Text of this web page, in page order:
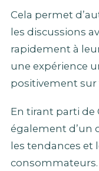
Cela permet
les discussions
rapidement à
une expérience
positivement sur
En tirant parti de
également d’un
les tendances et
consommateurs.